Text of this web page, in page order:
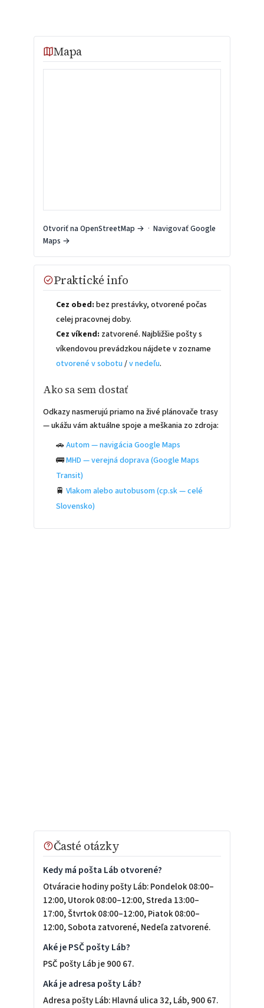
Mapa
Otvoriť na OpenStreetMap → · Navigovať Google
Maps →
Praktické info
Cez obed: bez prestávky, otvorené počas
celej pracovnej doby.
Cez víkend: zatvorené. Najbližšie pošty s
víkendovou prevádzkou nájdete v zozname
otvorené v sobotu /v nedeľu.
Ako sa sem dostať
Odkazy nasmerujú priamo na živé plánovače trasy
— ukážu vám aktuálne spoje a meškania zo zdroja:
🚗Autom — navigácia Google Maps
🚌MHD — verejná doprava (Google Maps
Transit)
🚆Vlakom alebo autobusom (cp.sk — celé
Slovensko)
Časté otázky
Kedy má pošta Láb otvorené?
Otváracie hodiny pošty Láb: Pondelok 08:00–
12:00, Utorok 08:00–12:00, Streda 13:00–
17:00, Štvrtok 08:00–12:00, Piatok 08:00–
12:00, Sobota zatvorené, Nedeľa zatvorené.
Aké je PSČ pošty Láb?
PSČ pošty Láb je 900 67.
Aká je adresa pošty Láb?
Adresa pošty Láb: Hlavná ulica 32, Láb, 900 67.